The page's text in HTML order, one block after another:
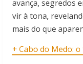
avança, segredos
vir à tona,
mais do que
+ Cabo do Medo: